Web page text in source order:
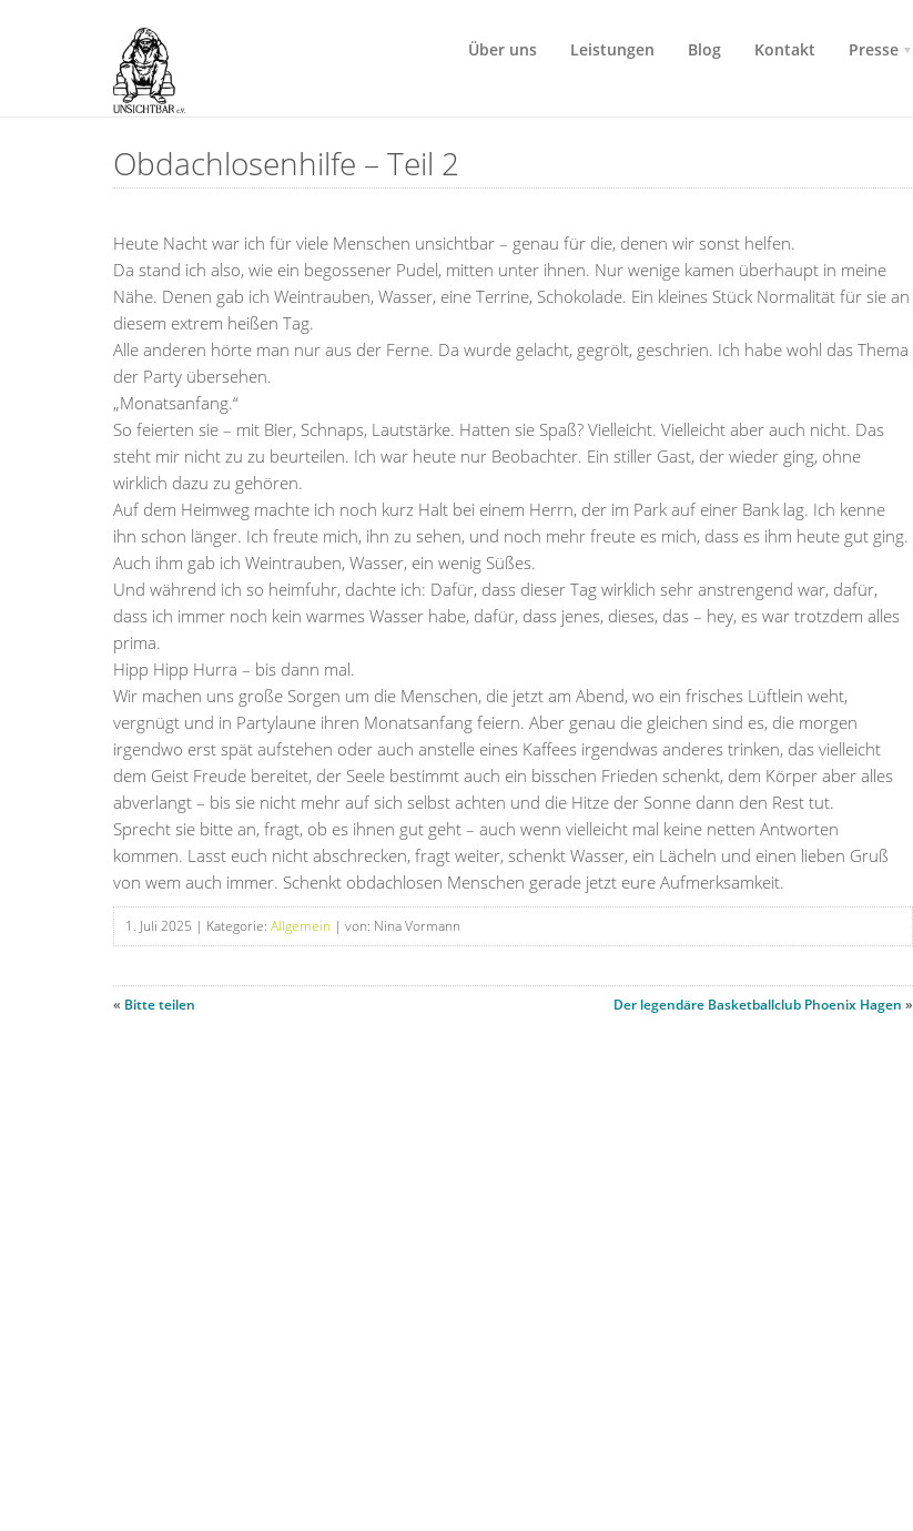
Über uns Leistungen Blog Kontakt Presse
Obdachlosenhilfe – Teil 2
Heute Nacht war ich für viele Menschen unsichtbar – genau für die, denen wir sonst helfen.
Da stand ich also, wie ein begossener Pudel, mitten unter ihnen. Nur wenige kamen überhaupt in meine
Nähe. Denen gab ich Weintrauben, Wasser, eine Terrine, Schokolade. Ein kleines Stück Normalität für sie an
diesem extrem heißen Tag.
Alle anderen hörte man nur aus der Ferne. Da wurde gelacht, gegrölt, geschrien. Ich habe wohl das Thema
der Party übersehen.
„Monatsanfang.“
So feierten sie – mit Bier, Schnaps, Lautstärke. Hatten sie Spaß? Vielleicht. Vielleicht aber auch nicht. Das
steht mir nicht zu zu beurteilen. Ich war heute nur Beobachter. Ein stiller Gast, der wieder ging, ohne
wirklich dazu zu gehören.
Auf dem Heimweg machte ich noch kurz Halt bei einem Herrn, der im Park auf einer Bank lag. Ich kenne
ihn schon länger. Ich freute mich, ihn zu sehen, und noch mehr freute es mich, dass es ihm heute gut ging.
Auch ihm gab ich Weintrauben, Wasser, ein wenig Süßes.
Und während ich so heimfuhr, dachte ich: Dafür, dass dieser Tag wirklich sehr anstrengend war, dafür,
dass ich immer noch kein warmes Wasser habe, dafür, dass jenes, dieses, das – hey, es war trotzdem alles
prima.
Hipp Hipp Hurra – bis dann mal.
Wir machen uns große Sorgen um die Menschen, die jetzt am Abend, wo ein frisches Lüftlein weht,
vergnügt und in Partylaune ihren Monatsanfang feiern. Aber genau die gleichen sind es, die morgen
irgendwo erst spät aufstehen oder auch anstelle eines Kaffees irgendwas anderes trinken, das vielleicht
dem Geist Freude bereitet, der Seele bestimmt auch ein bisschen Frieden schenkt, dem Körper aber alles
abverlangt – bis sie nicht mehr auf sich selbst achten und die Hitze der Sonne dann den Rest tut.
Sprecht sie bitte an, fragt, ob es ihnen gut geht – auch wenn vielleicht mal keine netten Antworten
kommen. Lasst euch nicht abschrecken, fragt weiter, schenkt Wasser, ein Lächeln und einen lieben Gruß
von wem auch immer. Schenkt obdachlosen Menschen gerade jetzt eure Aufmerksamkeit.
1. Juli 2025 | Kategorie: Allgemein | von: Nina Vormann
« Bitte teilen Der legendäre Basketballclub Phoenix Hagen »